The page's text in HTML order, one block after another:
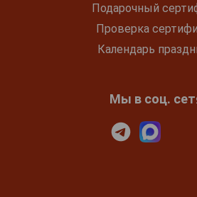
Подарочный
Проверка
Календарь
Мы в соц.